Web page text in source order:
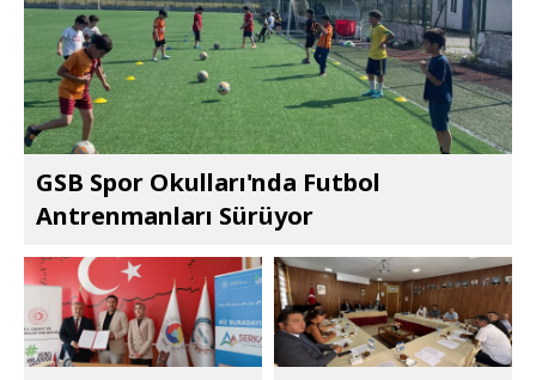
GSB Spor Okulları'nda Futbol
Antrenmanları Sürüyor